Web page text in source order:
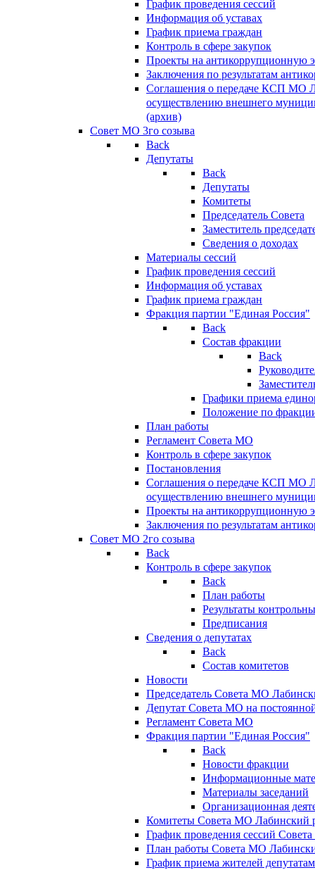
График проведения сессий
Информация об уставах
График приема граждан
Контроль в сфере закупок
Проекты на антикоррупционную
Заключения по результатам
Соглашения о передаче КСП МО
осуществлению внешнего
(архив)
Совет МО 3го созыва
Back
Депутаты
Back
Депутаты
Комитеты
Председатель Совета
Заместитель
Сведения о доходах
Материалы сессий
График проведения сессий
Информация об уставах
График приема граждан
Фракция партии "Единая Россия"
Back
Состав фракции
Back
Графики приема
Положение по
План работы
Регламент Совета МО
Контроль в сфере закупок
Постановления
Соглашения о передаче КСП МО
осуществлению внешнего
Проекты на антикоррупционную
Заключения по результатам
Совет МО 2го созыва
Back
Контроль в сфере закупок
Back
План работы
Результаты
Предписания
Сведения о депутатах
Back
Состав комитетов
Новости
Председатель Совета МО
Депутат Совета МО на
Регламент Совета МО
Фракция партии "Единая Россия"
Back
Новости фракции
Информационные
Материалы заседаний
Организационная
Комитеты Совета МО Лабинский
График проведения сессий
План работы Совета МО
График приема жителей